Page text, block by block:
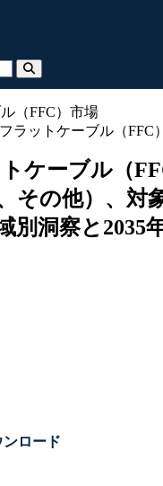
ラットケーブル（FFC
ケーブル（
その他）、対
別洞察と2035
ロード